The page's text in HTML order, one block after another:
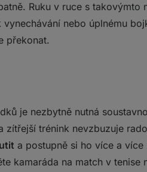
Ruku v ruce s
nebo úplnému
překonat.
je nezbytně nutná
zítřejší trénink nevzbuzuje
a postupně si ho více a
kamaráda na match v